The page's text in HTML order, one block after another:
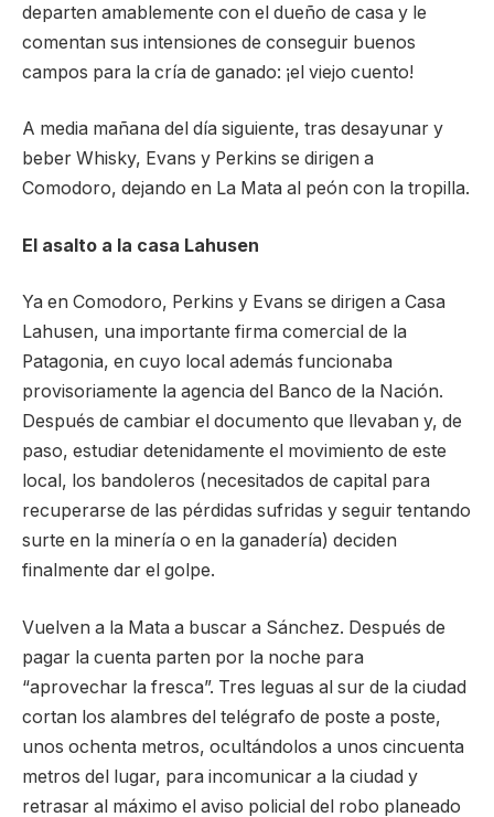
departen amablemente con el dueño de casa y le
comentan sus intensiones de conseguir buenos
campos para la cría de ganado: ¡el viejo cuento!
A media mañana del día siguiente, tras desayunar y
beber Whisky, Evans y Perkins se dirigen a
Comodoro, dejando en La Mata al peón con la tropilla.
El asalto a la casa Lahusen
Ya en Comodoro, Perkins y Evans se dirigen a Casa
Lahusen, una importante firma comercial de la
Patagonia, en cuyo local además funcionaba
provisoriamente la agencia del Banco de la Nación.
Después de cambiar el documento que llevaban y, de
paso, estudiar detenidamente el movimiento de este
local, los bandoleros (necesitados de capital para
recuperarse de las pérdidas sufridas y seguir tentando
surte en la minería o en la ganadería) deciden
finalmente dar el golpe.
Vuelven a la Mata a buscar a Sánchez. Después de
pagar la cuenta parten por la noche para
“aprovechar la fresca”. Tres leguas al sur de la ciudad
cortan los alambres del telégrafo de poste a poste,
unos ochenta metros, ocultándolos a unos cincuenta
metros del lugar, para incomunicar a la ciudad y
retrasar al máximo el aviso policial del robo planeado